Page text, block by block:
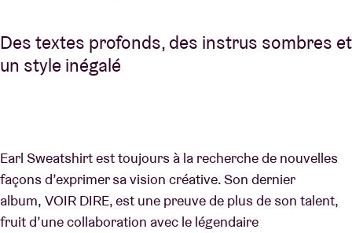
Contact
Des textes profonds, des instrus sombres et
un style inégalé
Earl Sweatshirt est toujours à la recherche de nouvelles
façons d’exprimer sa vision créative. Son dernier
album, VOIR DIRE, est une preuve de plus de son talent,
fruit d’une collaboration avec le légendaire